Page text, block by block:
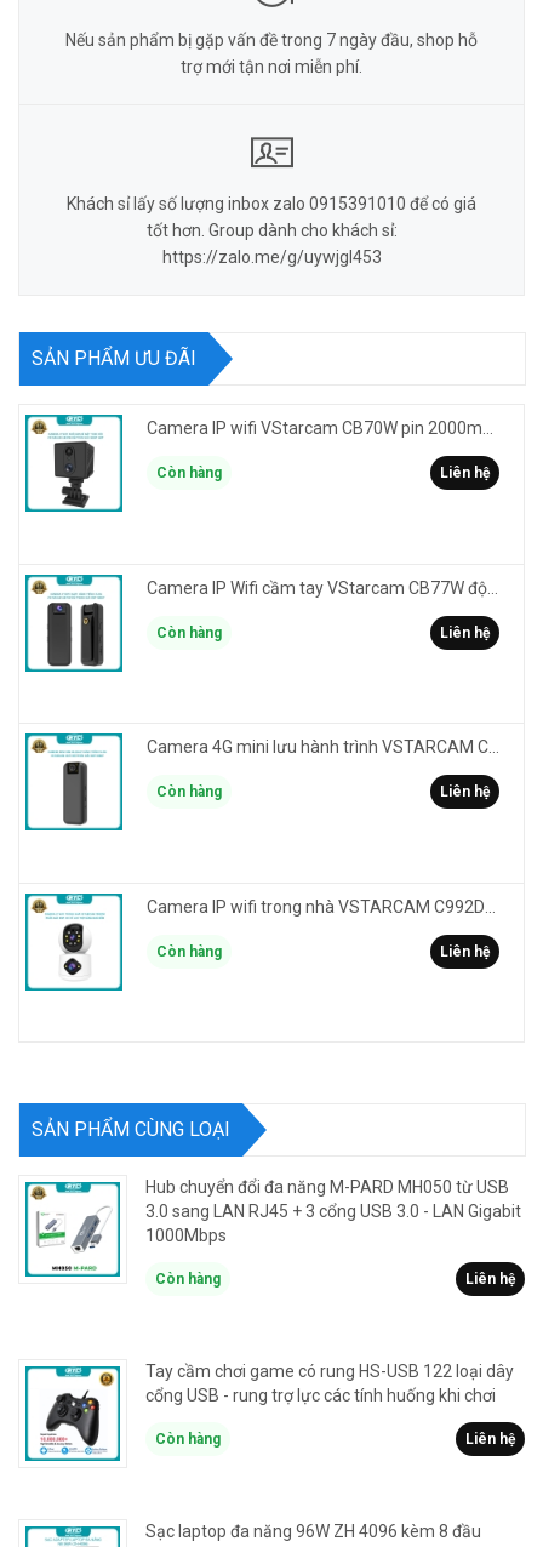
Nếu sản phẩm bị gặp vấn đề trong 7 ngày đầu, shop hỗ
trợ mới tận nơi miễn phí.
Khách sỉ lấy số lượng inbox zalo 0915391010 để có giá
tốt hơn. Group dành cho khách sỉ:
https://zalo.me/g/uywjgl453
SẢN PHẨM ƯU ĐÃI
Camera IP wifi VStarcam CB70W pin 2000mAh 3MP FullHD 1080P - ghi hành trình làm Vlog cầm tay cài áo
Còn hàng Liên hệ
Còn hàng Liên hệ
Camera 4G mini lưu hành trình VSTARCAM CB77 phân giải 3MP FullHD 1080P - Action cam quay Vlog
Còn hàng Liên hệ
Còn hàng Liên hệ
SẢN PHẨM CÙNG LOẠI
Hub chuyển đổi đa năng M-PARD MH050 từ USB
3.0 sang LAN RJ45 + 3 cổng USB 3.0 - LAN Gigabit
1000Mbps
Còn hàng Liên hệ
Tay cầm chơi game có rung HS-USB 122 loại dây
cổng USB - rung trợ lực các tính huống khi chơi
Còn hàng Liên hệ
Sạc laptop đa năng 96W ZH 4096 kèm 8 đầu